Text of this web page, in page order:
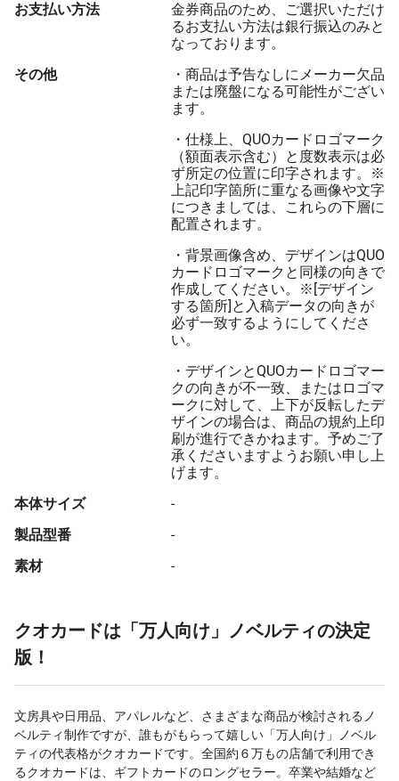
お支払い方法
金券商品のため、ご選択いただけ
るお支払い方法は銀行振込のみと
なっております。
その他
・商品は予告なしにメーカー欠品
または廃盤になる可能性がござい
ます。
・仕様上、QUOカードロゴマーク
（額面表示含む）と度数表示は必
ず所定の位置に印字されます。※
上記印字箇所に重なる画像や文字
につきましては、これらの下層に
配置されます。
・背景画像含め、デザインはQUO
カードロゴマークと同様の向きで
作成してください。※[デザイン
する箇所]と入稿データの向きが
必ず一致するようにしてくださ
い。
・デザインとQUOカードロゴマー
クの向きが不一致、またはロゴマ
ークに対して、上下が反転したデ
ザインの場合は、商品の規約上印
刷が進行できかねます。予めご了
承くださいますようお願い申し上
げます。
本体サイズ
-
製品型番
-
素材
-
クオカードは「万人向け」ノベルティの決定
版！
文房具や日用品、アパレルなど、さまざまな商品が検討されるノ
ベルティ制作ですが、誰もがもらって嬉しい「万人向け」ノベル
ティの代表格がクオカードです。全国約６万もの店舗で利用でき
るクオカードは、ギフトカードのロングセラー。卒業や結婚など